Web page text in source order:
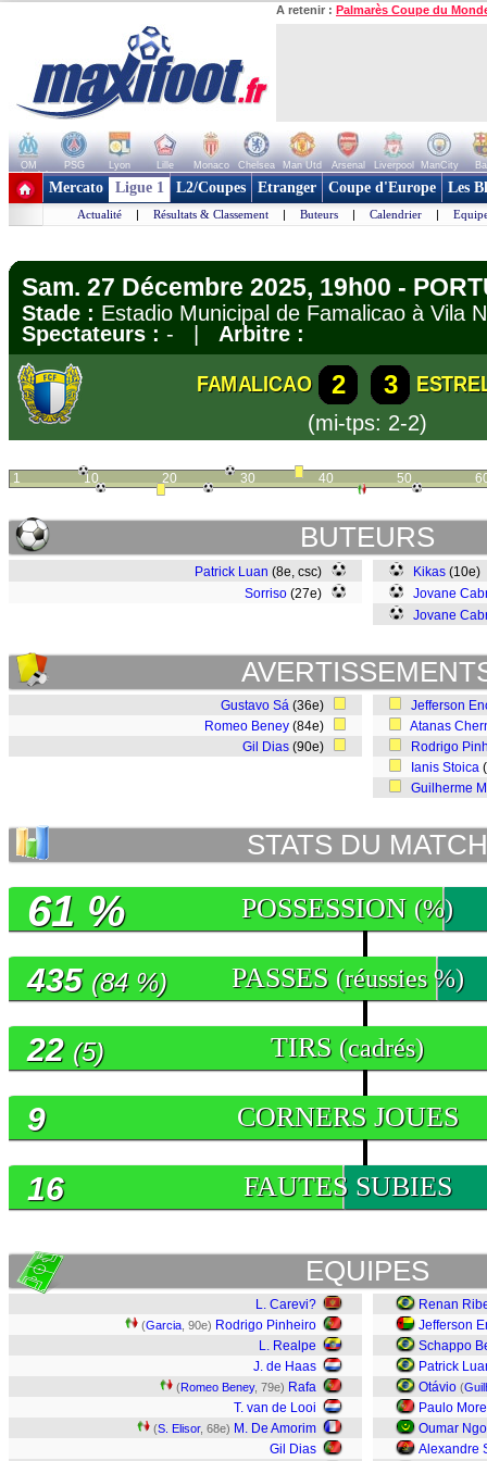
A retenir : Palmarès Coupe du
OM PSG Lyon Lille Monaco Chelsea Man Utd Arsenal Liverpool ManCity
+ de clubs
Mercato Ligue 1 L2/Coupes Etranger Coupe d'Europe Les
Actualité | Résultats & Classement | Buteurs | Calendrier |
Sam. 27 Décembre 2025, 19h00 -
Stade : Estadio Municipal de Famalicao à
Spectateurs : - | Arbitre :
FAMALICAO 2 3
(mi-tps: 2-2)
1 10 20 30 40 50
BUTEURS
Patrick Luan (8e, csc)
Sorriso (27e)
Kikas (10e)
Jovane
Jovane
Gustavo Sá (36e)
Romeo Beney (84e)
Gil Dias (90e)
Jefferson
Atanas
Rodrigo
Ianis Stoica
Guilherme
STATS DU MATCH
POSSESSION (%)
61 %
PASSES (réussies %)
435 (84 %)
TIRS (cadrés)
22 (5)
CORNERS JOUES
9
FAUTES SUBIES
16
EQUIPES
L. Carevi?
(Garcia , 90e) Rodrigo Pinheiro
L. Realpe
J. de Haas
(Romeo Beney, 79e) Rafa
T. van de Looi
(S. Elisor, 68e) M. De Amorim
Gil Dias
Renan
Jefferson
Schappo
Patrick
Otávio (
Paulo
Oumar
Alexandre